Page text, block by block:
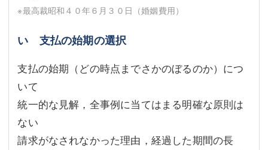
※最高裁昭和４０年６月３０日（婚姻費用）
い 支払の始期の選択
支払の始期（どの時点までさかのぼるのか）につ
いて
統一的な見解，全事例に当てはまる明確な原則は
ない
請求がなされなかった理由，経過した期間の長